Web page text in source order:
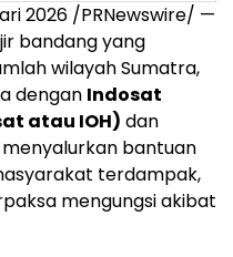
2026 /PRNewswire/ —
bandang yang
wilayah Sumatra,
dengan Indosat
atau IOH) dan
bantuan
terdampak,
mengungsi akibat